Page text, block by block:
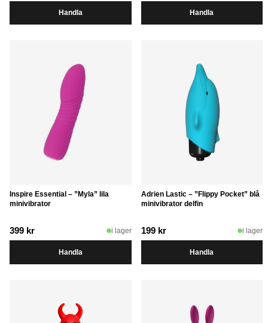
Handla Handla
Inspire Essential – ”Myla” lila
minivibrator
399 kr i lager
Handla
Adrien Lastic – ”Flippy Pocket” blå
minivibrator delfin
199 kr i lager
Handla